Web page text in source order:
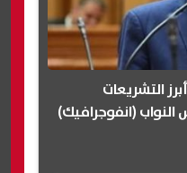
التشريعات
(انفوجرافيك)